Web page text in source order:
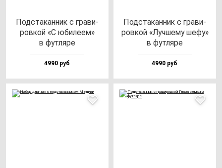
Под­ста­кан­ник с гра­ви­
ров­кой «С юби­ле­ем»
в фут­ля­ре
4990 руб
Под­ста­кан­ник с гра­ви­
ров­кой «Луч­ше­му ше­фу»
в фут­ля­ре
4990 руб